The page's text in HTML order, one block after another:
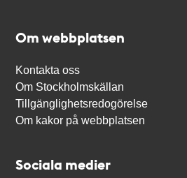
Om webbplatsen
Kontakta oss
Om Stockholmskällan
Tillgänglighetsredogörelse
Om kakor på webbplatsen
Sociala medier